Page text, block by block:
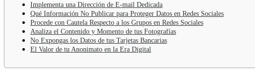
Implementa una Dirección de E-mail Dedicada
Qué Información No Publicar para Proteger Datos en Redes Sociales
Procede con Cautela Respecto a los Grupos en Redes Sociales
Analiza el Contenido y Momento de tus Fotografías
No Expongas los Datos de tus Tarjetas Bancarias
El Valor de tu Anonimato en la Era Digital